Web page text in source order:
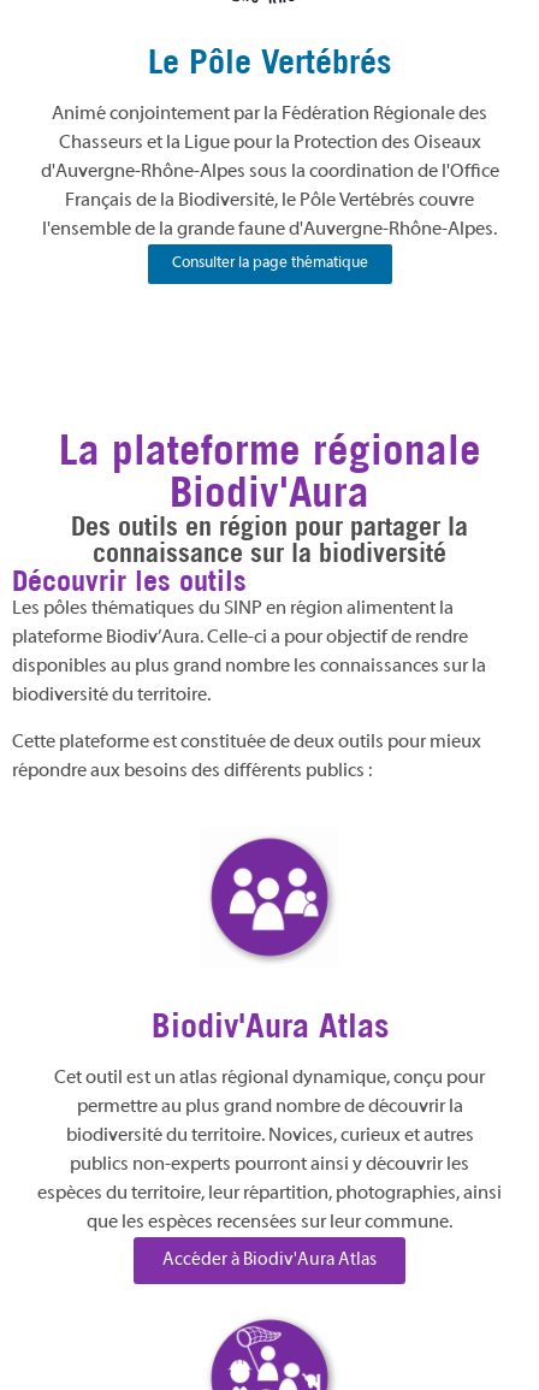
Le Pôle Vertébrés
Animé conjointement par la Fédération Régionale des
Chasseurs et la Ligue pour la Protection des Oiseaux
d'Auvergne-Rhône-Alpes sous la coordination de l'Office
Français de la Biodiversité, le Pôle Vertébrés couvre
l'ensemble de la grande faune d'Auvergne-Rhône-Alpes.
Consulter la page thématique
La plateforme régionale
Biodiv'Aura
Des outils en région pour partager la
connaissance sur la biodiversité
Découvrir les outils
Les pôles thématiques du SINP en région alimentent la
plateforme Biodiv’Aura. Celle-ci a pour objectif de rendre
disponibles au plus grand nombre les connaissances sur la
biodiversité du territoire.
Cette plateforme est constituée de deux outils pour mieux
répondre aux besoins des différents publics :
Biodiv'Aura Atlas
Cet outil est un atlas régional dynamique, conçu pour
permettre au plus grand nombre de découvrir la
biodiversité du territoire. Novices, curieux et autres
publics non-experts pourront ainsi y découvrir les
espèces du territoire, leur répartition, photographies, ainsi
que les espèces recensées sur leur commune.
Accéder à Biodiv'Aura Atlas